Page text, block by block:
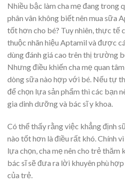
Nhiều bậc làm cha mẹ đang trong
phân vân không biết nên mua sữa
tốt hơn cho bé? Tuy nhiên, thực tế
thuộc nhãn hiệu Aptamil và được
dùng đánh giá cao trên thị trường
Nhưng điều khiến cha mẹ quan
dòng sữa nào hợp với bé. Nếu tự
để chọn lựa sản phẩm thì các bạn
gia dinh dưỡng và bác sĩ y khoa.
Có thể thấy rằng việc khẳng định
nào tốt hơn là điều rất khó. Chính
lựa chọn, cha mẹ nên cho trẻ thăm
bác sĩ sẽ đưa ra lời khuyên phù
của trẻ.